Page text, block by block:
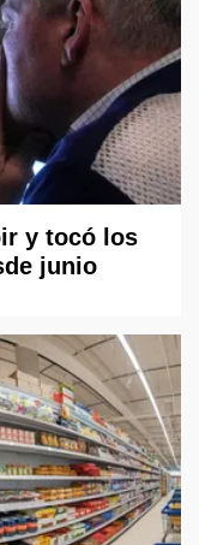
y tocó los
junio